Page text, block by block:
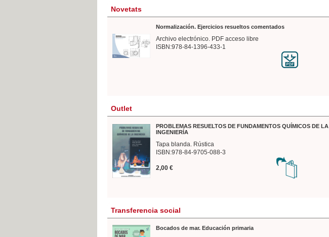
Novetats
Normalización. Ejercicios resueltos comentados
Archivo electrónico. PDF acceso libre
ISBN:978-84-1396-433-1
Outlet
PROBLEMAS RESUELTOS DE FUNDAMENTOS QUÍMICOS DE LA
INGENIERÍA
Tapa blanda. Rústica
ISBN:978-84-9705-088-3
2,00 €
Transferencia social
Bocados de mar. Educación primaria